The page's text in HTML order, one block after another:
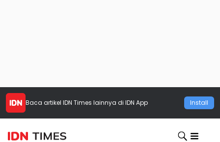
Baca artikel IDN Times lainnya di IDN App Install